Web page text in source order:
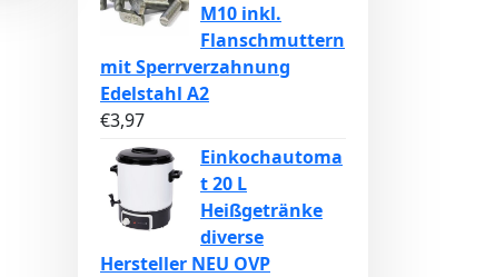
M10 inkl.
Flanschmuttern
mit Sperrverzahnung
Edelstahl A2
€3,97
Einkochautoma
t 20 L
Heißgetränke
diverse
Hersteller NEU OVP